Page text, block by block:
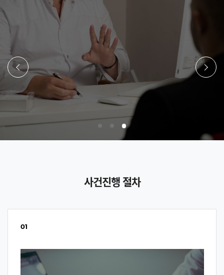
이전 다음
사건진행 절차
01